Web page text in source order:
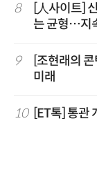
8
[人사이트]
는 균형…지
9
[조현래의
미래
10 [ET톡] 통관